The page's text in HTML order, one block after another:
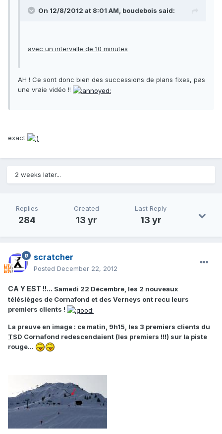
On 12/8/2012 at 8:01 AM, boudebois said:
avec un intervalle de 10 minutes
AH ! Ce sont donc bien des successions de plans fixes, pas
une vraie vidéo !!
exact
2 weeks later...
Replies
284
Created
13 yr
Last Reply
13 yr
scratcher
Posted December 22, 2012
CA Y EST !!... Samedi 22 Décembre, les 2 nouveaux
télésièges de Cornafond et des Verneys ont recu leurs
premiers clients !
La preuve en image : ce matin, 9h15, les 3 premiers clients du
TSD Cornafond redescendaient (les premiers !!!) sur la piste
rouge...